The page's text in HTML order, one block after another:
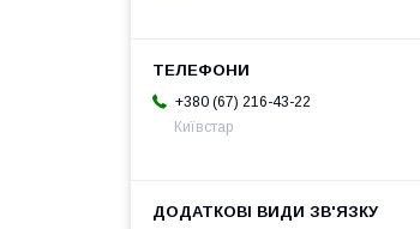
+380 (67) 216-43-22
Київстар